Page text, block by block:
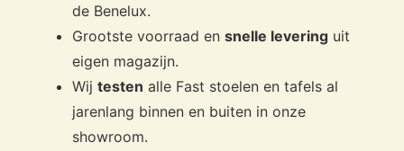
de Benelux.
Grootste voorraad en snelle levering uit
eigen magazijn.
Wij testen alle Fast stoelen en tafels al
jarenlang binnen en buiten in onze
showroom.